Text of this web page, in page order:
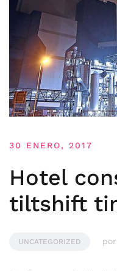
30 ENERO, 2017
Hotel
tiltshift
UNCATEGORIZED por